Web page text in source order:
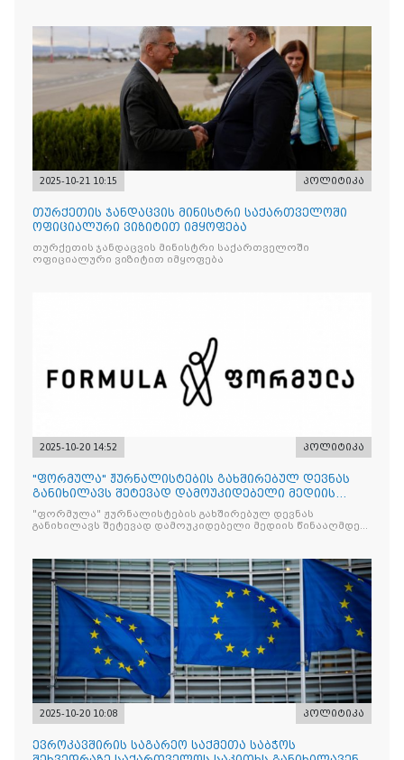
2025-10-21 10:15 პოლიტიკა
თურქეთის ჯანდაცვის მინისტრი საქართველოში
ოფიციალური ვიზიტით იმყოფება
თურქეთის ჯანდაცვის მინისტრი საქართველოში
ოფიციალური ვიზიტით იმყოფება
2025-10-20 14:52 პოლიტიკა
"ფორმულა" ჟურნალისტების გახშირებულ დევნას
განიხილავს შეტევად დამოუკიდებელი მედიის
წინააღმდ
"ფორმულა" ჟურნალისტების გახშირებულ დევნას
განიხილავს შეტევად დამოუკიდებელი მედიის წინააღმდეგ,
2025-10-20 10:08 პოლიტიკა
ევროკავშირის საგარეო საქმეთა საბჭოს